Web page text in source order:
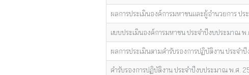
ผลการประเมินองค์การมหาชนและผู้อำนวยการ ป
แบบประเมินองค์การมหาชน ประจำปีงบประมาณ
ผลการประเมินตามคำรับรองการปฏิบัติงาน ประจ
คำรับรองการปฏิบัติงาน ประจำปีงบประมาณ พ.ศ.